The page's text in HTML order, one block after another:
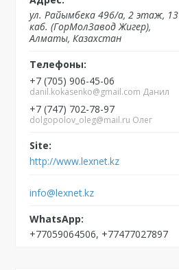
ул. Райымбека 496/а, 2 этаж, 13
каб. (ГорМолЗавод Жигер),
Алматы, Казахстан
+7 (705) 906-45-06
danil.kokasenko@gmail.com Данил
+7 (747) 702-78-97
dolgopolov_oleg@mail.ru Олег
http://www.lexnet.kz
info@lexnet.kz
+77059064506, +77477027897